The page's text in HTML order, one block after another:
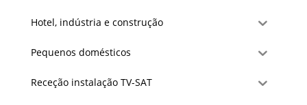
Hotel, indústria e construção
Pequenos domésticos
Receção instalação TV-SAT